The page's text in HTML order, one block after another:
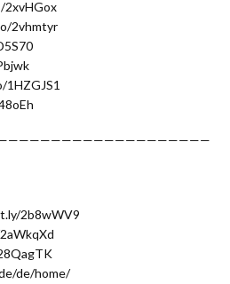
2xvHGox
2vhmtyr
2b8wWV9
de/home/